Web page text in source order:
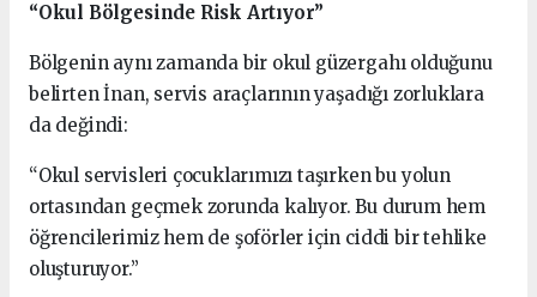
“Okul Bölgesinde Risk Artıyor”
Bölgenin aynı zamanda bir okul güzergahı olduğunu
belirten İnan, servis araçlarının yaşadığı zorluklara
da değindi:
“Okul servisleri çocuklarımızı taşırken bu yolun
ortasından geçmek zorunda kalıyor. Bu durum hem
öğrencilerimiz hem de şoförler için ciddi bir tehlike
oluşturuyor.”